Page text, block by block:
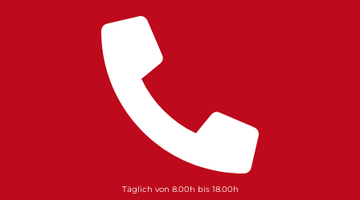
Täglich von 8.00h bis 18.00h